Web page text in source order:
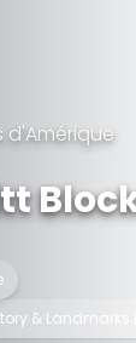
d'Amérique
&